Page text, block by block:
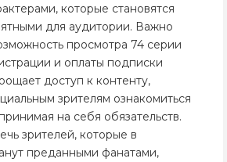
которые становятся
для аудитории. Важно
просмотра 74 серии
и оплаты подписки
доступ к контенту,
зрителям ознакомиться
на себя обязательств.
зрителей, которые в
преданными фанатами,